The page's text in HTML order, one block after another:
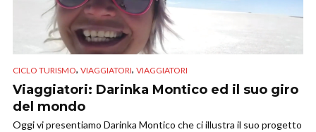
CICLO TURISMO, VIAGGIATORI, VIAGGIATORI
Viaggiatori: Darinka Montico ed il suo giro
del mondo
Oggi vi presentiamo Darinka Montico che ci illustra il suo progetto